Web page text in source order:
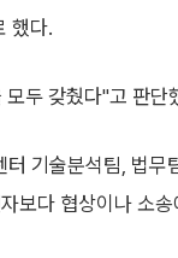
했다.
두 갖췄다"고 판단
기술분석팀, 법무
보다 협상이나 소